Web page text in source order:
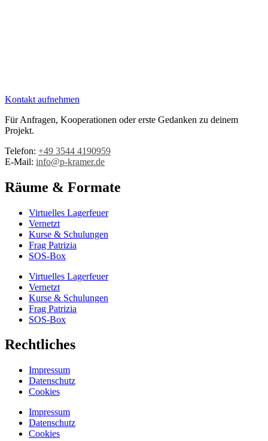
Kontakt aufnehmen
Für Anfragen, Kooperationen oder erste Gedanken zu deinem
Projekt.
Telefon: +49 3544 4190959‬
E-Mail: info@p-kramer.de
Räume & Formate
Virtuelles Lagerfeuer
Vernetzt
Kurse & Schulungen
Frag Patrizia
SOS-Box
Virtuelles Lagerfeuer
Vernetzt
Kurse & Schulungen
Frag Patrizia
SOS-Box
Rechtliches
Impressum
Datenschutz
Cookies
Impressum
Datenschutz
Cookies